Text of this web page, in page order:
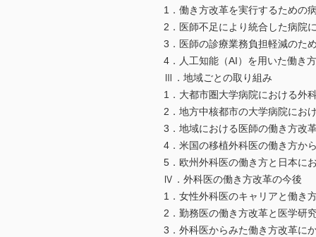
1．働き方改革を実行するための
2．医師不足により統合した病院
3．医師の診療業務負担軽減のた
4．人工知能（AI）を用いた働き
Ⅲ．地域ごとの取り組み
1．大都市圏大学病院における外
2．地方中核都市の大学病院にお
3．地域における医師の働き方改
4．米国の移植外科医の働き方か
5．欧州外科医の働き方と日本に
Ⅳ．外科医の働き方改革の今後
1．女性外科医のキャリアと働き
2．勤務医の働き方改革と医学研
3．外科医からみた働き方改革に